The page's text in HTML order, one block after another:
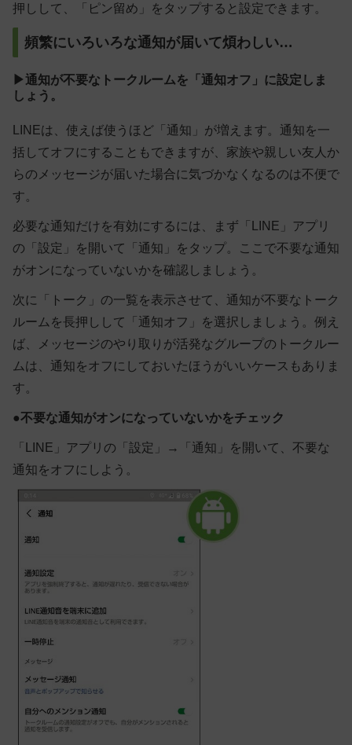
押しして、「ピン留め」をタップすると設定できます。
頻繁にいろいろな通知が届いて煩わしい…
▶通知が不要なトークルームを「通知オフ」に設定しま
しょう。
LINEは、使えば使うほど「通知」が増えます。通知を一
括してオフにすることもできますが、家族や親しい友人か
らのメッセージが届いた場合に気づかなくなるのは不便で
す。
必要な通知だけを有効にするには、まず「LINE」アプリ
の「設定」を開いて「通知」をタップ。ここで不要な通知
がオンになっていないかを確認しましょう。
次に「トーク」の一覧を表示させて、通知が不要なトーク
ルームを長押しして「通知オフ」を選択しましょう。例え
ば、メッセージのやり取りが活発なグループのトークルー
ムは、通知をオフにしておいたほうがいいケースもありま
す。
●不要な通知がオンになっていないかをチェック
「LINE」アプリの「設定」→「通知」を開いて、不要な
通知をオフにしよう。